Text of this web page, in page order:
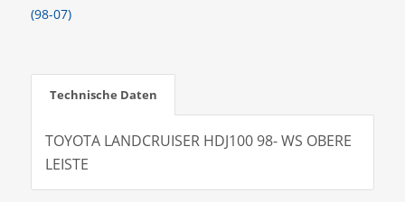
(98-07)
Technische Daten
TOYOTA LANDCRUISER HDJ100 98- WS OBERE
LEISTE